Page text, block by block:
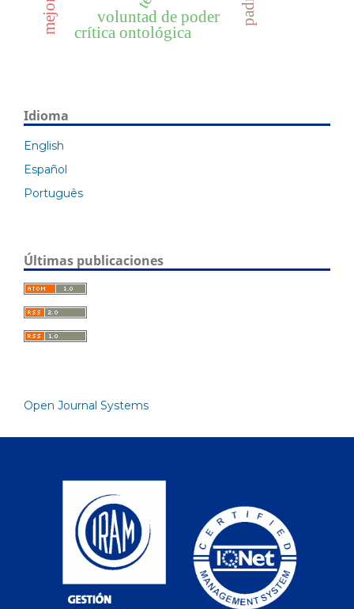
voluntad de poder
crítica ontológica
mejora
Idioma
English
Español
Português
Últimas publicaciones
Open Journal Systems